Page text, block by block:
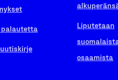
palautetta
Liputetaan
osaamista